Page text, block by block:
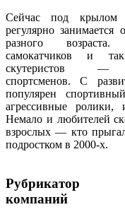
Сейчас под крылом
регулярно занимается
разного
самокатчиков и
скутеристов —
спортсменов. С
популярен
агрессивные ролики,
Немало и любителей
взрослых — кто
подростком в 2000-х.
Рубрикатор
компаний